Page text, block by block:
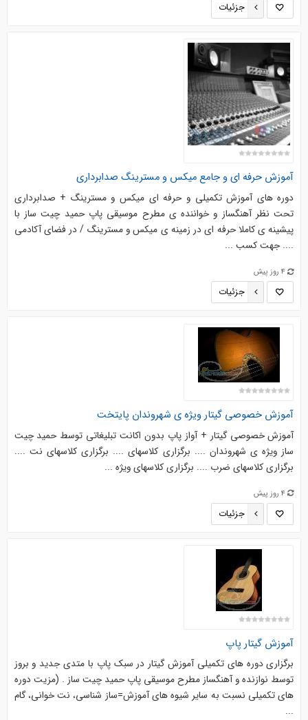
جزئیات
آموزش حرفه اي و جامع ميکس و مسترينگ صدابرداري
دوره هاي آموزش تکميلي و حرفه اي ميکس و مسترينگ + صدابرداري
تحت نظر آهنگساز و خواننده ي مطرح موسيقي پاپ حميد چيت ساز با
پيشينه ي کاملا حرفه اي در زمينه ي ميکس و مسترينگ / در فضاي آکادمي
.... جهت کسب ...
4 روز پیش
جزئیات
آموزش خصوصی گیتار ویژه ی شهروندان پایتخت
آموزش خصوصي گيتار + آواز پاپ بدون اکانت تبليغاتي توسط حميد چيت
ساز ويژه ي شهروندان .... برگزاري کلاسهاي .... برگزاري کلاسهاي نت ....
برگزاري کلاسهاي ضرب .... برگزاري کلاسهاي ويژه ...
4 روز پیش
جزئیات
آموزش گیتار پاپ
برگزاری دوره های تکمیلی آموزش گیتار در سبک پاپ با متدی جدید و بروز
توسط نوازنده و آهنگساز مطرح موسیقی پاپ حمید چیت ساز . (مزیت دوره
های تکمیلی نسبت به سایر شیوه های آموزش=ساز شناسی، نت خوانی، گام
...